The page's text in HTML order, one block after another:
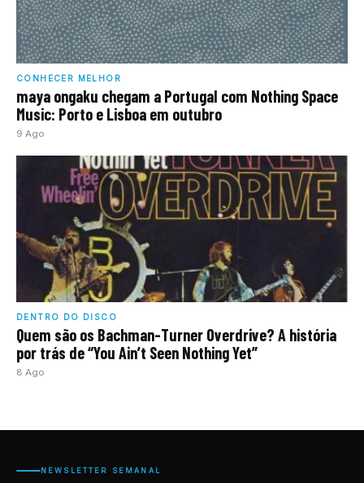
CONHECER MELHOR
maya ongaku chegam a Portugal com Nothing Space
Music: Porto e Lisboa em outubro
9 Ago
DENTRO DO DISCO
Quem são os Bachman-Turner Overdrive? A história
por trás de “You Ain’t Seen Nothing Yet”
8 Ago
NEWSLETTER SEMANAL